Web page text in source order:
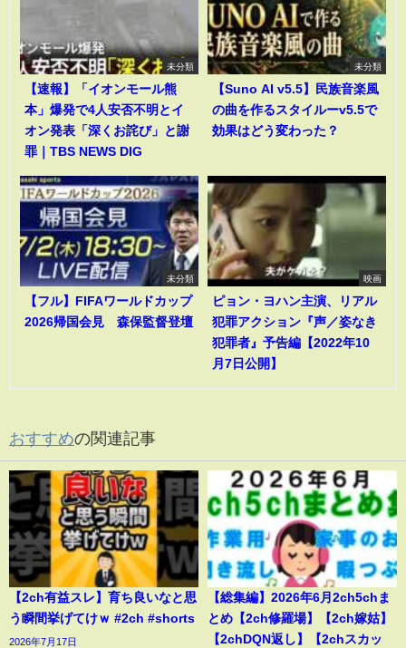
未分類
【速報】「イオンモール熊
本」爆発で4人安否不明とイ
オン発表「深くお詫び」と謝
罪｜TBS NEWS DIG
未分類
【Suno AI v5.5】民族音楽風
の曲を作るスタイルーv5.5で
効果はどう変わった？
未分類
【フル】FIFAワールドカップ
2026帰国会見 森保監督登壇
映画
ピョン・ヨハン主演、リアル
犯罪アクション『声／姿なき
犯罪者』予告編【2022年10
月7日公開】
おすすめの関連記事
【2ch有益スレ】育ち良いなと思
う瞬間挙げてけｗ #2ch #shorts
2026年7月17日
【総集編】2026年6月2ch5chま
とめ【2ch修羅場】【2ch嫁姑】
【2chDQN返し】【2chスカッ